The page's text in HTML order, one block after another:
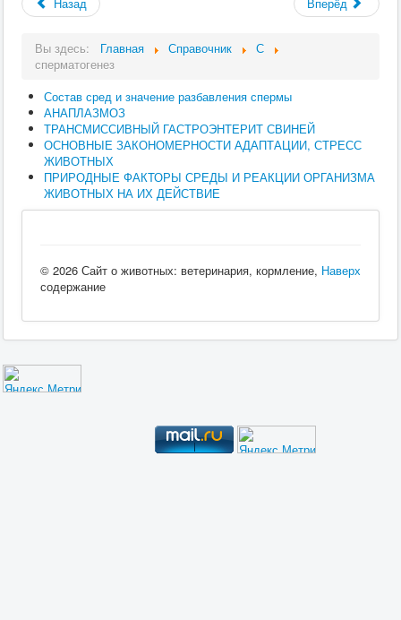
Вы здесь: Главная Справочник
С
сперматогенез
Состав сред и значение разбавления спермы
АНАПЛАЗМОЗ
ТРАНСМИССИВНЫЙ ГАСТРОЭНТЕРИТ СВИНЕЙ
ОСНОВНЫЕ ЗАКОНОМЕРНОСТИ АДАПТАЦИИ, СТРЕСС
ЖИВОТНЫХ
ПРИРОДНЫЕ ФАКТОРЫ СРЕДЫ И РЕАКЦИИ ОРГАНИЗМА
ЖИВОТНЫХ НА ИХ ДЕЙСТВИЕ
Наверх
© 2026 Сайт о животных: ветеринария, кормление,
содержание